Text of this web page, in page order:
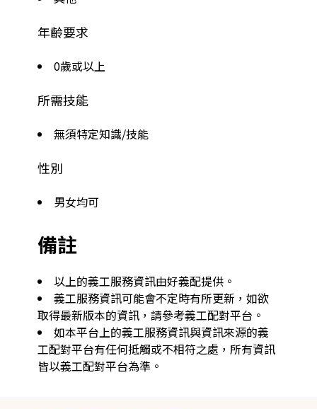
年齡要求
0歲或以上
所需技能
無須特定知識/技能
性別
男女均可
備註
以上的義工服務資訊由好義配提供。
義工服務資訊可能會不定時有所更新，如欲
取得最新版本的資訊，請參考義工配對平台。
如本平台上的義工服務資訊與資訊來源的義
工配對平台有任何抵觸或不相符之處，所有資訊
皆以義工配對平台為準。